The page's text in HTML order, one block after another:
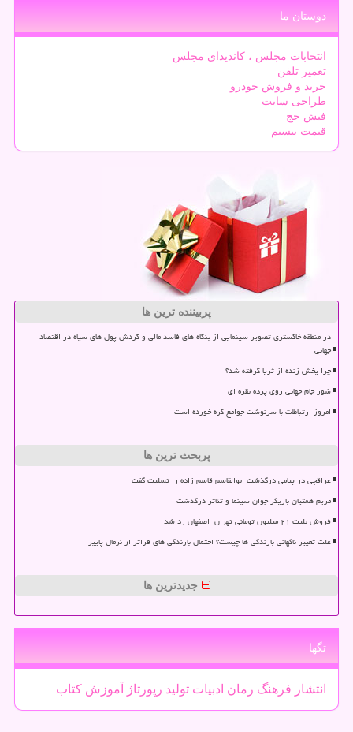
دوستان ما
انتخابات مجلس ، کاندیدای مجلس
تعمیر تلفن
خرید و فروش خودرو
طراحی سایت
فیش حج
قیمت بیسیم
پربیننده ترین ها
در منطقه خاکستری تصویر سینمایی از بنگاه های فاسد مالی و گردش پول های سیاه در اقتصاد
جهانی
چرا پخش زنده از ثریا گرفته شد؟
شور جام جهانی روی پرده نقره ای
امروز ارتباطات با سرنوشت جوامع گره خورده است
پربحث ترین ها
عراقچی در پیامی درگذشت ابوالقاسم قاسم زاده را تسلیت گفت
مریم همتیان بازیگر جوان سینما و تئاتر درگذشت
فروش بلیت ۲۱ میلیون تومانی تهران_اصفهان رد شد
علت تغییر ناگهانی بارندگی ها چیست؟ احتمال بارندگی های فراتر از نرمال پاییز
جدیدترین ها
تگها
انتشار فرهنگ رمان ادبیات تولید رپورتاژ آموزش كتاب